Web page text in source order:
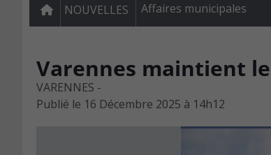
NOUVELLES Affaires municipales
Varennes maintient
VARENNES -
Publié le 16 Décembre 2025 à 14h12